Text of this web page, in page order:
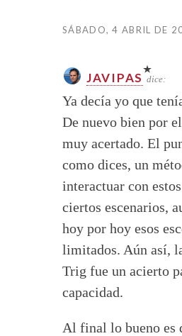
SÁBADO, 4 ABRIL DE
JAVIPAS dice:
Ya decía yo que
De nuevo bien por
muy acertado. El
como dices, un
interactuar con
ciertos escenarios,
hoy por hoy esos
limitados. Aún así,
Trig fue un acierto
capacidad.
Al final lo bueno es